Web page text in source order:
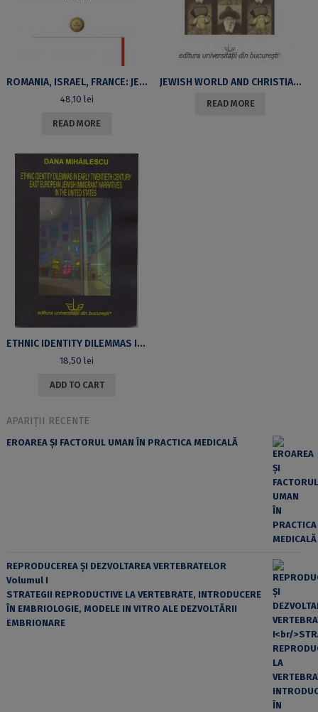
ROMANIA, ISRAEL, FRANCE: JEWISH TRAILS. VOLUME IN HONOR OF PROFESSOR CAROL IANCU
48,10 lei
READ MORE
JEWISH WORLD AND CHRISTIAN NATION IN THE ROMANIAN SPACE FROM THE MIDDLE AGES TO THE CONTEMPORARY AGE
READ MORE
ETHNIC IDENTITY DILEMMAS IN EARLY TWENTIETH CENTURY EAST EUROPEAN JEWISH IMMIGRANT NARRATIVES IN THE UNITED STATES
18,50lei
ADD TO CART
APARIȚII RECENTE
EROAREA ȘI FACTORUL UMAN ÎN PRACTICA MEDICALĂ
REPRODUCEREA ȘI DEZVOLTAREA VERTEBRATELOR
Volumul I
STRATEGII REPRODUCTIVE LA VERTEBRATE, INTRODUCERE
ÎN EMBRIOLOGIE, MODELE IN VITRO ALE DEZVOLTĂRII
EMBRIONARE